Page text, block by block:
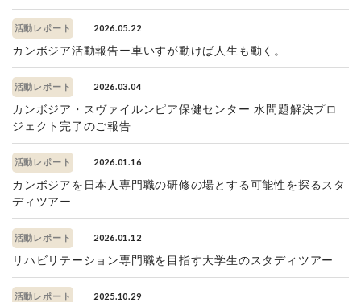
活動レポート 2026.05.22
カンボジア活動報告ー車いすが動けば人生も動く。
活動レポート 2026.03.04
カンボジア・スヴァイルンピア保健センター 水問題解決プロ
ジェクト完了のご報告
活動レポート 2026.01.16
カンボジアを日本人専門職の研修の場とする可能性を探るスタ
ディツアー
活動レポート 2026.01.12
リハビリテーション専門職を目指す大学生のスタディツアー
活動レポート 2025.10.29